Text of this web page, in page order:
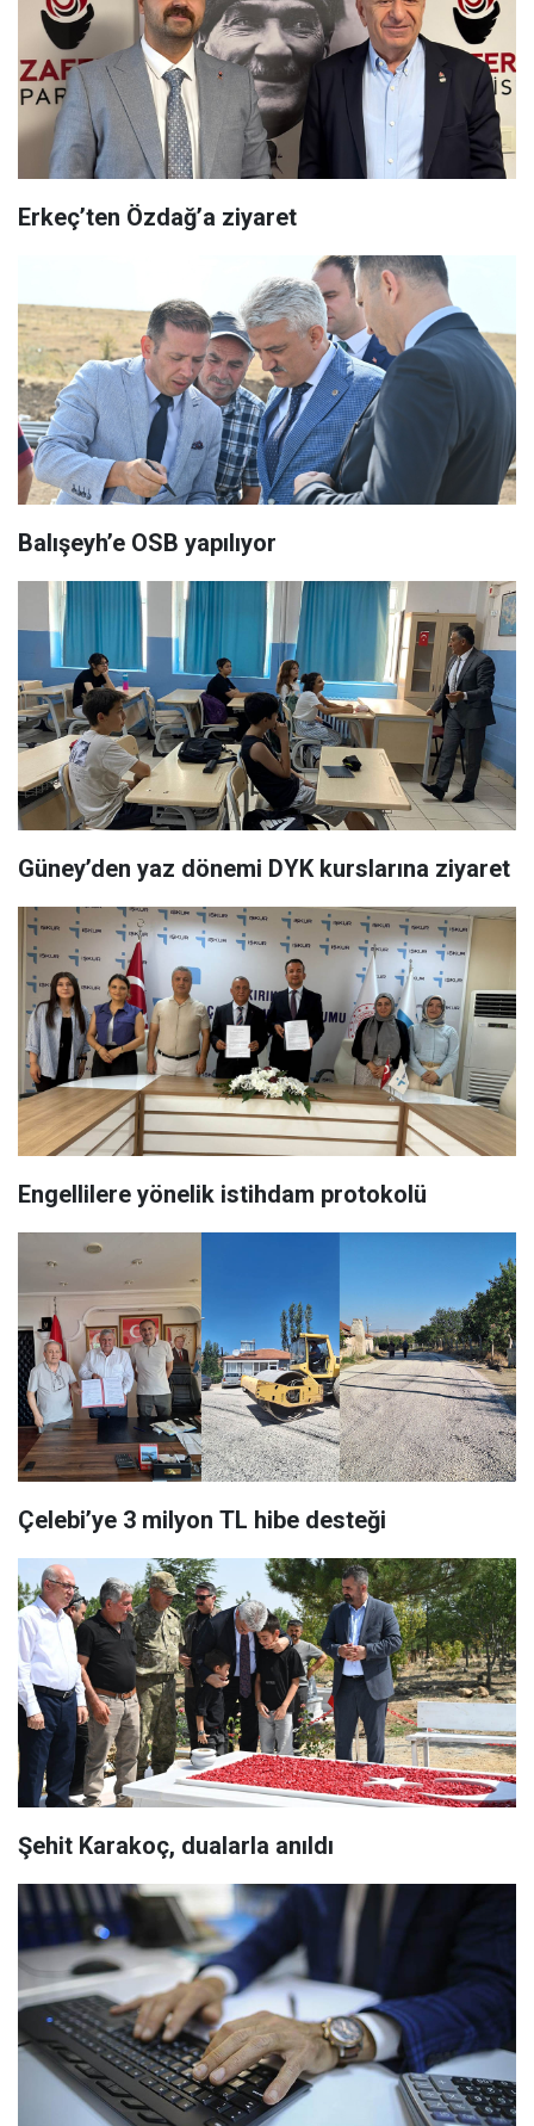
Erkeç’ten Özdağ’a ziyaret
Balışeyh’e OSB yapılıyor
Güney’den yaz dönemi DYK kurslarına ziyaret
Engellilere yönelik istihdam protokolü
Çelebi’ye 3 milyon TL hibe desteği
Şehit Karakoç, dualarla anıldı